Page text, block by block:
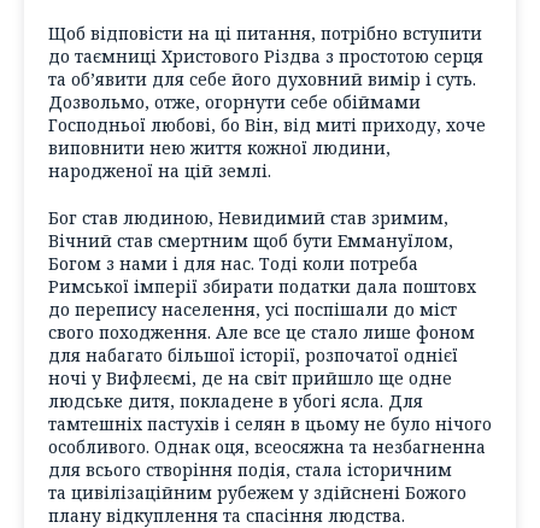
Щоб відповісти на ці питання, потрібно вступити
до таємниці Христового Різдва з простотою серця
та об’явити для себе його духовний вимір і суть.
Дозвольмо, отже, огорнути себе обіймами
Господньої любові, бо Він, від миті приходу, хоче
виповнити нею життя кожної людини,
народженої на цій землі.
Бог став людиною, Невидимий став зримим,
Вічний став смертним щоб бути Еммануїлом,
Богом з нами і для нас. Тоді коли потреба
Римської імперії збирати податки дала поштовх
до перепису населення, усі поспішали до міст
свого походження. Але все це стало лише фоном
для набагато більшої історії, розпочатої однієї
ночі у Вифлеємі, де на світ прийшло ще одне
людське дитя, покладене в убогі ясла. Для
тамтешніх пастухів і селян в цьому не було нічого
особливого. Однак оця, всеосяжна та незбагненна
для всього створіння подія, стала історичним
та цивілізаційним рубежем у здійснені Божого
плану відкуплення та спасіння людства.